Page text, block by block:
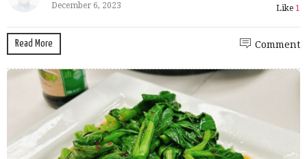
December 6, 2023 Like 1
Read More Comment